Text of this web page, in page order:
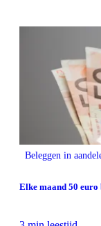
Beleggen in
Elke maand 50 euro